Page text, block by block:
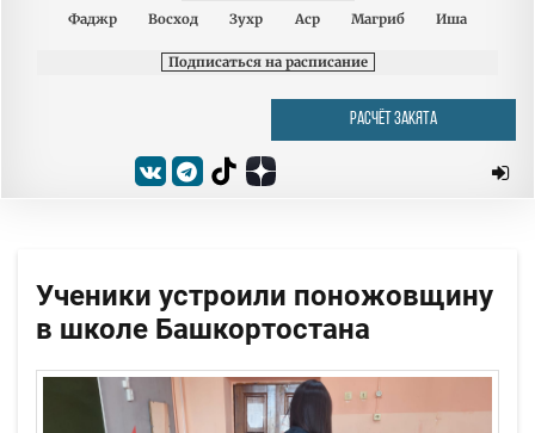
Фаджр
Восход Зухр Аср Магриб Иша
Подписаться на расписание
РАСЧЁТ ЗАКЯТА
Ученики устроили поножовщину
в школе Башкортостана